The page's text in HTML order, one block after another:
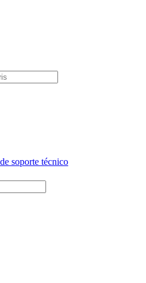
soporte técnico